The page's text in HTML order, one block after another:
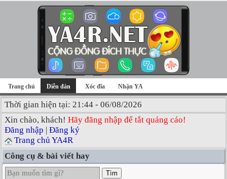
Trang chủ Diễn đàn Xóc đĩa Nhận YA
Thời gian hiện tại: 21:44 - 06/08/2026
Xin chào, khách! Hãy đăng nhập để tắt quảng cáo!
Đăng nhập | Đăng ký
Trang chủ YA4R
Công cụ & bài viết hay
Tìm